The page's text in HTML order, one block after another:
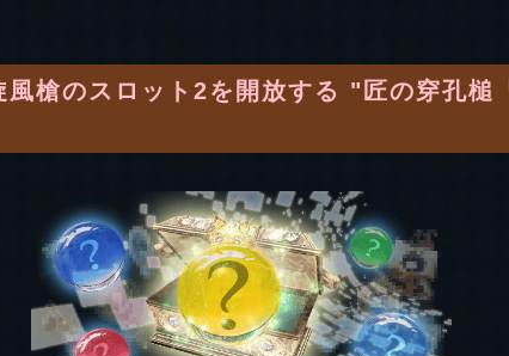
槍のスロット2を開放する "匠の穿孔槌